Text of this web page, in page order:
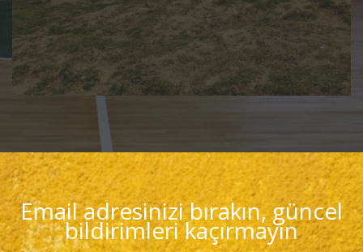
Email adresinizi bırakın, güncel
bildirimleri kaçırmayın